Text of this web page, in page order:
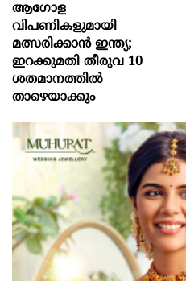
ആഗോള
വിപണികളുമായി
മത്സരിക്കാൻ ഇന്ത്യ;
ഇറക്കുമതി തീരുവ 10
ശതമാനത്തിൽ
താഴെയാക്കും